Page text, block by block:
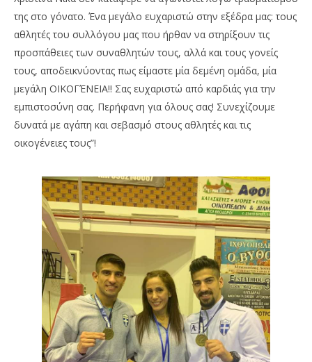
της στο γόνατο. Ένα μεγάλο ευχαριστώ στην εξέδρα μας: τους
αθλητές του συλλόγου μας που ήρθαν να στηρίξουν τις
προσπάθειες των συναθλητών τους, αλλά και τους γονείς
τους, αποδεικνύοντας πως είμαστε μία δεμένη ομάδα, μία
μεγάλη ΟΙΚΟΓΈΝΕΙΑ!! Σας ευχαριστώ από καρδιάς για την
εμπιστοσύνη σας. Περήφανη για όλους σας! Συνεχίζουμε
δυνατά με αγάπη και σεβασμό στους αθλητές και τις
οικογένειες τους”!